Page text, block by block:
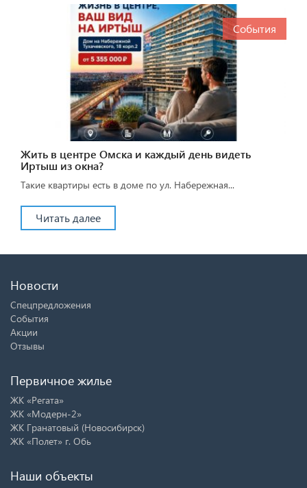
События
Жить в центре Омска и каждый день видеть
Иртыш из окна?
Такие квартиры есть в доме по ул. Набережная...
Читать далее
Новости
Спецпредложения
События
Акции
Отзывы
Первичное жилье
ЖК «Регата»
ЖК «Модерн-2»
ЖК Гранатовый (Новосибирск)
ЖК «Полет» г. Обь
Наши объекты